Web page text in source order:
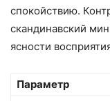
спокойствию.
скандинавский
ясности
Параметр